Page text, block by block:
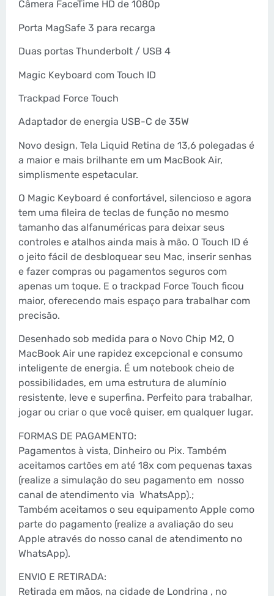
Câmera FaceTime HD de 1080p
Porta MagSafe 3 para recarga
Duas portas Thunderbolt / USB 4
Magic Keyboard com Touch ID
Trackpad Force Touch
Adaptador de energia USB-C de 35W
Novo design, Tela Liquid Retina de 13,6 polegadas é
a maior e mais brilhante em um MacBook Air,
simplismente espetacular.
O Magic Keyboard é confortável, silencioso e agora
tem uma fileira de teclas de função no mesmo
tamanho das alfanuméricas para deixar seus
controles e atalhos ainda mais à mão. O Touch ID é
o jeito fácil de desbloquear seu Mac, inserir senhas
e fazer compras ou pagamentos seguros com
apenas um toque. E o trackpad Force Touch ficou
maior, oferecendo mais espaço para trabalhar com
precisão.
Desenhado sob medida para o Novo Chip M2, O
MacBook Air une rapidez excepcional e consumo
inteligente de energia. É um notebook cheio de
possibilidades, em uma estrutura de alumínio
resistente, leve e superfina. Perfeito para trabalhar,
jogar ou criar o que você quiser, em qualquer lugar.
FORMAS DE PAGAMENTO:
Pagamentos à vista, Dinheiro ou Pix. Também
aceitamos cartões em até 18x com pequenas taxas
(realize a simulação do seu pagamento em nosso
canal de atendimento via WhatsApp).;
Também aceitamos o seu equipamento Apple como
parte do pagamento (realize a avaliação do seu
Apple através do nosso canal de atendimento no
WhatsApp).
ENVIO E RETIRADA:
Retirada em mãos, na cidade de Londrina , no